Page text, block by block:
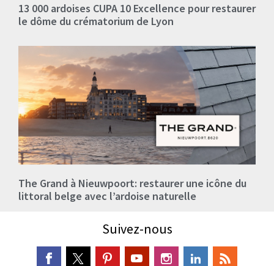
13 000 ardoises CUPA 10 Excellence pour restaurer
le dôme du crématorium de Lyon
The Grand à Nieuwpoort: restaurer une icône du
littoral belge avec l’ardoise naturelle
Suivez-nous